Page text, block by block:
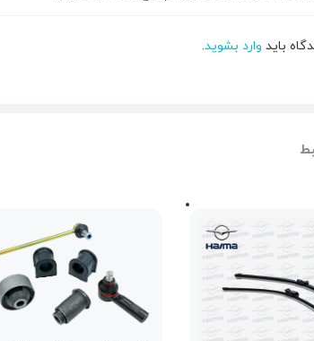
باید وارد بشوید.